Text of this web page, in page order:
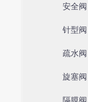
安全阀
针型阀
疏水阀
旋塞阀
隔膜阀